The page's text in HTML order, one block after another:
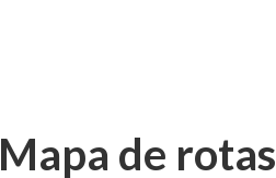
Mapa de rotas